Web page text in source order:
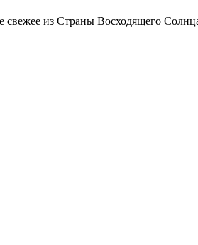
свежее из Страны Восходящего